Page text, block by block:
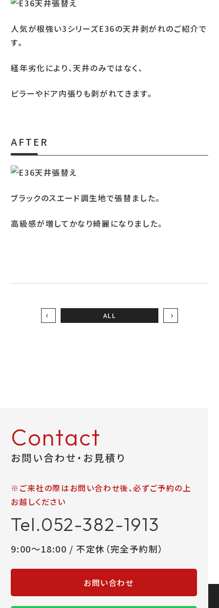
Tel.052-382-1913
LINEお見積り
人気が根強い3シリーズE36の天井剥がれのご紹介で
す。
経年劣化により、天井のみではなく、
ピラーやドア内張りも剥がれてきます。
AFTER
ブラックのスエード調生地で張替ました。
高級感が増してかなり綺麗になりました。
ALL
Contact
お問い合わせ・お見積り
※ご来社の際はお問い合わせ後、必ずご予約の上
お越しください
Tel.052-382-1913
9:00～18:00 / 不定休（完全予約制）
お問い合わせ